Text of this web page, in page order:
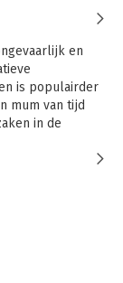
en
is populairder
mum van tijd
in de
via de
of
Wat
de WHO hier